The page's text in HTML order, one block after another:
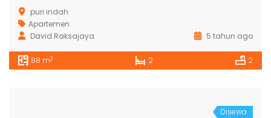
puri indah
Apartemen
David Raksajaya
5 tahun ago
88 m2 2 2
Disewa